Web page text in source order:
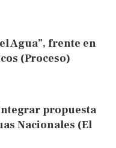
Agua”, frente en
(Proceso)
propuesta
Nacionales (El